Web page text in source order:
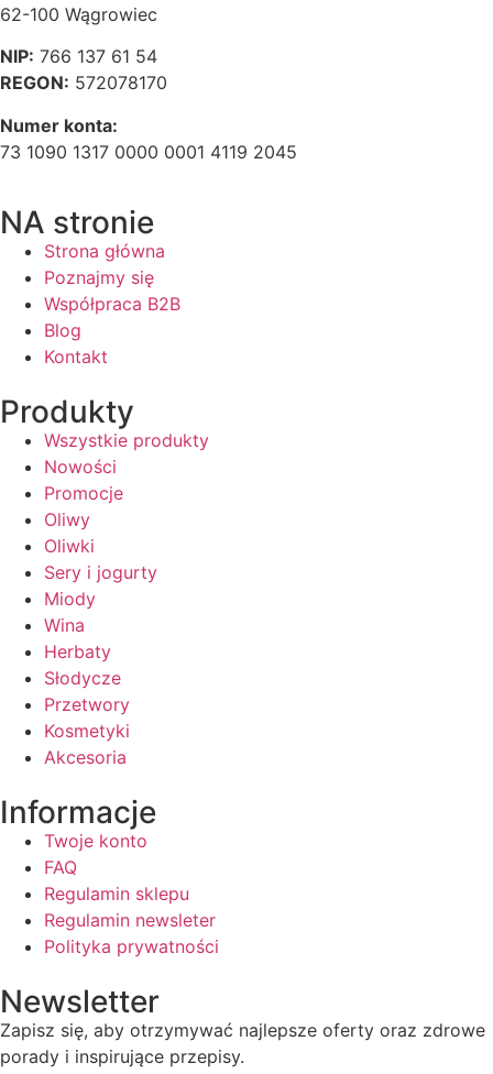
62-100 Wągrowiec
NIP: 766 137 61 54
REGON: 572078170
Numer konta:
73 1090 1317 0000 0001 4119 2045
NA stronie
Strona główna
Poznajmy się
Współpraca B2B
Blog
Kontakt
Produkty
Wszystkie produkty
Nowości
Promocje
Oliwy
Oliwki
Sery i jogurty
Miody
Wina
Herbaty
Słodycze
Przetwory
Kosmetyki
Akcesoria
Informacje
Twoje konto
FAQ
Regulamin sklepu
Regulamin newsleter
Polityka prywatności
Newsletter
Zapisz się, aby otrzymywać najlepsze oferty oraz zdrowe
porady i inspirujące przepisy.